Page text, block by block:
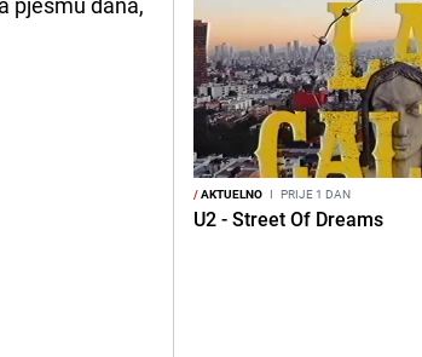
/AKTUELNO I PRIJE 1 DAN
U2 - Street Of Dreams